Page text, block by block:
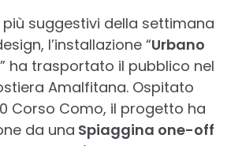
suggestivi della settimana
l’installazione “Urbano
” ha trasportato il pubblico nel
Amalfitana. Ospitato
Corso Como, il progetto ha
da una Spiaggina one-off